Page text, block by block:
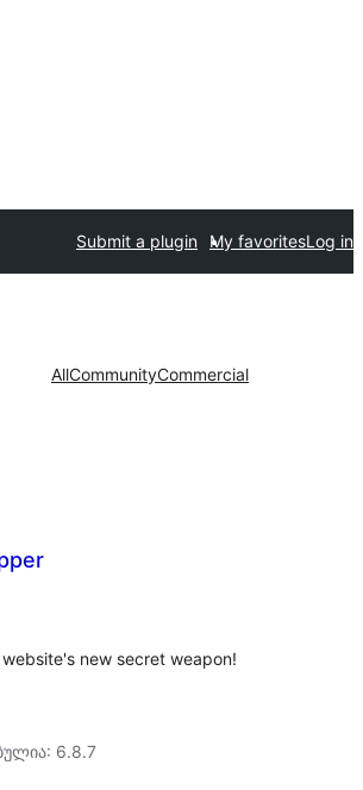
Submit a plugin My favoritesLog in
AllCommunityCommercial
new secret weapon!
6.8.7